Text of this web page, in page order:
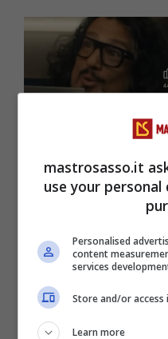
4 Ristoranti, Alessandro
(Mastrosasso.it)
“Un quarto d’ora
svenuti?”,
mastrosasso.it
use your
Personalised
content
services
Store and/or
Learn more